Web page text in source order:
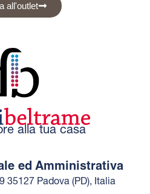
all'outlet
alla tua casa
ed Amministrativa
35127 Padova (PD), Italia